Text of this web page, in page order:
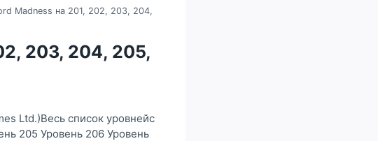
Madness на 201, 202, 203, 204,
203, 204, 205,
Ltd.)Весь список уровнейс
205 Уровень 206 Уровень